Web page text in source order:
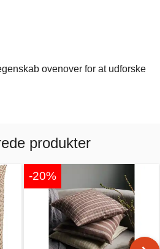
ovenover for at udforske
produkter
-20%